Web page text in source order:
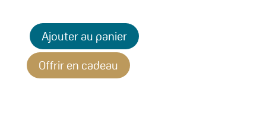
Ajouter au panier
Offrir en cadeau